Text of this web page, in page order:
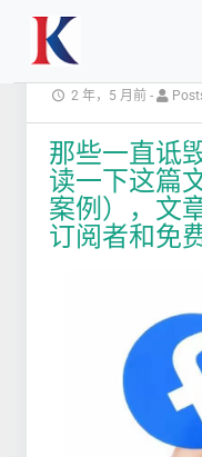
2 年，5 月前 -
那些一直诋
读一下这篇
案例），文
订阅者和免